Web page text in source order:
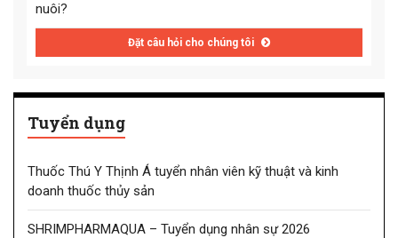
nuôi?
Đặt câu hỏi cho chúng tôi
Tuyển dụng
Thuốc Thú Y Thịnh Á tuyển nhân viên kỹ thuật và kinh
doanh thuốc thủy sản
SHRIMPHARMAQUA – Tuyển dụng nhân sự 2026